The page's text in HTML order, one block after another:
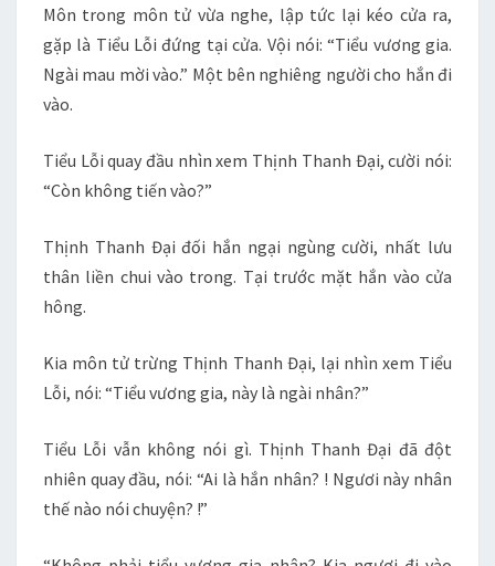
Môn trong môn tử vừa nghe, lập tức lại kéo cửa ra,
gặp là Tiểu Lỗi đứng tại cửa. Vội nói: “Tiểu vương gia.
Ngài mau mời vào.” Một bên nghiêng người cho hắn đi
vào.
Tiểu Lỗi quay đầu nhìn xem Thịnh Thanh Đại, cười nói:
“Còn không tiến vào?”
Thịnh Thanh Đại đối hắn ngại ngùng cười, nhất lưu
thân liền chui vào trong. Tại trước mặt hắn vào cửa
hông.
Kia môn tử trừng Thịnh Thanh Đại, lại nhìn xem Tiểu
Lỗi, nói: “Tiểu vương gia, này là ngài nhân?”
Tiểu Lỗi vẫn không nói gì. Thịnh Thanh Đại đã đột
nhiên quay đầu, nói: “Ai là hắn nhân? ! Ngươi này nhân
thế nào nói chuyện? !”